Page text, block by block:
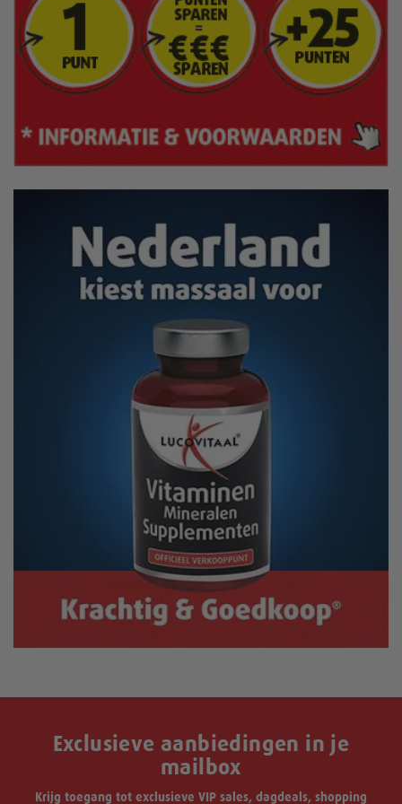
Exclusieve aanbiedingen in je
mailbox
Krijg toegang tot exclusieve VIP sales, dagdeals, shopping